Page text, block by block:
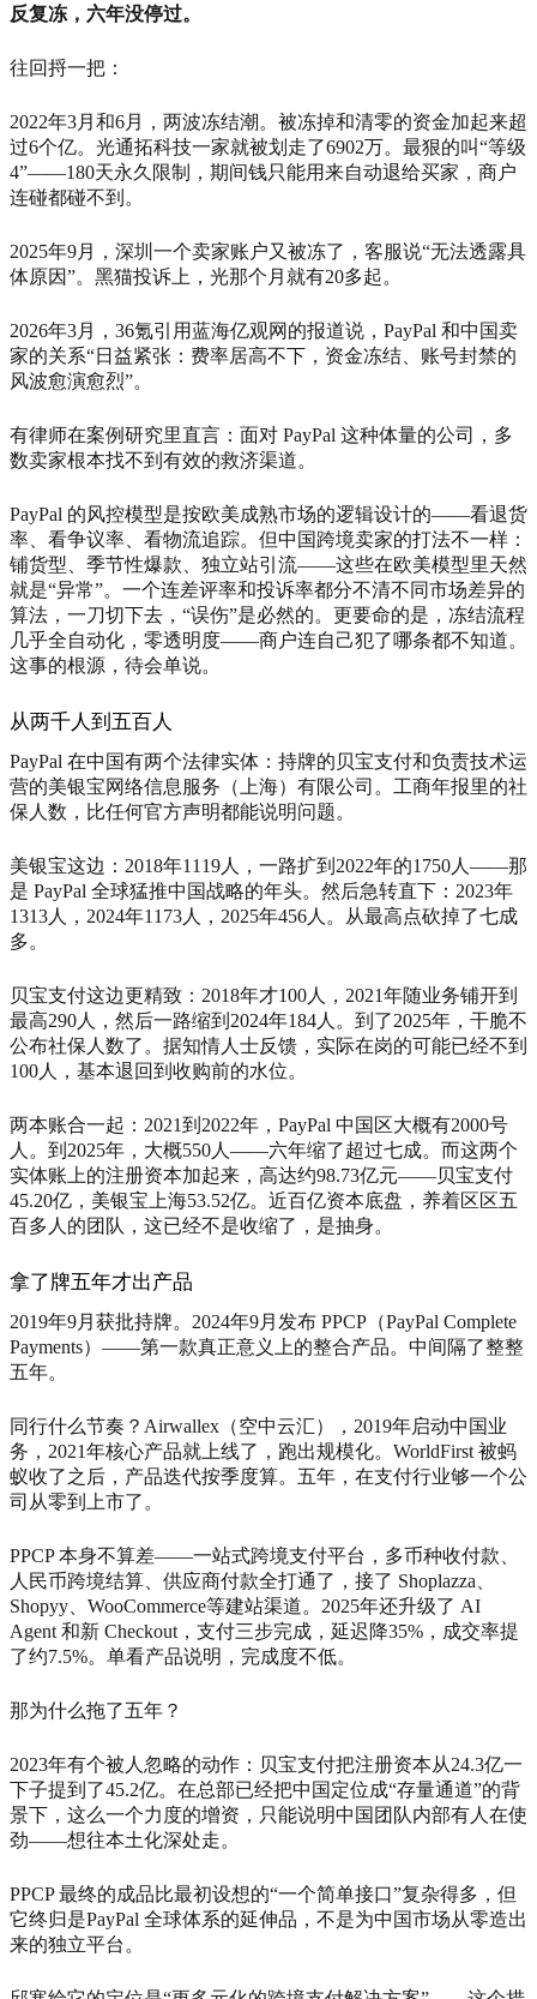
反复冻，六年没停过。
往回捋一把：
2022年3月和6月，两波冻结潮。被冻掉和清零的资金加起来超
过6个亿。光通拓科技一家就被划走了6902万。最狠的叫“等级
4”——180天永久限制，期间钱只能用来自动退给买家，商户
连碰都碰不到。
2025年9月，深圳一个卖家账户又被冻了，客服说“无法透露具
体原因”。黑猫投诉上，光那个月就有20多起。
2026年3月，36氪引用蓝海亿观网的报道说，PayPal 和中国卖
家的关系“日益紧张：费率居高不下，资金冻结、账号封禁的
风波愈演愈烈”。
有律师在案例研究里直言：面对 PayPal 这种体量的公司，多
数卖家根本找不到有效的救济渠道。
PayPal 的风控模型是按欧美成熟市场的逻辑设计的——看退货
率、看争议率、看物流追踪。但中国跨境卖家的打法不一样：
铺货型、季节性爆款、独立站引流——这些在欧美模型里天然
就是“异常”。一个连差评率和投诉率都分不清不同市场差异的
算法，一刀切下去，“误伤”是必然的。更要命的是，冻结流程
几乎全自动化，零透明度——商户连自己犯了哪条都不知道。
这事的根源，待会单说。
从两千人到五百人
PayPal 在中国有两个法律实体：持牌的贝宝支付和负责技术运
营的美银宝网络信息服务（上海）有限公司。工商年报里的社
保人数，比任何官方声明都能说明问题。
美银宝这边：2018年1119人，一路扩到2022年的1750人——那
是 PayPal 全球猛推中国战略的年头。然后急转直下：2023年
1313人，2024年1173人，2025年456人。从最高点砍掉了七成
多。
贝宝支付这边更精致：2018年才100人，2021年随业务铺开到
最高290人，然后一路缩到2024年184人。到了2025年，干脆不
公布社保人数了。据知情人士反馈，实际在岗的可能已经不到
100人，基本退回到收购前的水位。
两本账合一起：2021到2022年，PayPal 中国区大概有2000号
人。到2025年，大概550人——六年缩了超过七成。而这两个
实体账上的注册资本加起来，高达约98.73亿元——贝宝支付
45.20亿，美银宝上海53.52亿。近百亿资本底盘，养着区区五
百多人的团队，这已经不是收缩了，是抽身。
拿了牌五年才出产品
2019年9月获批持牌。2024年9月发布 PPCP（PayPal Complete
Payments）——第一款真正意义上的整合产品。中间隔了整整
五年。
同行什么节奏？Airwallex（空中云汇），2019年启动中国业
务，2021年核心产品就上线了，跑出规模化。WorldFirst 被蚂
蚁收了之后，产品迭代按季度算。五年，在支付行业够一个公
司从零到上市了。
PPCP 本身不算差——一站式跨境支付平台，多币种收付款、
人民币跨境结算、供应商付款全打通了，接了 Shoplazza、
Shopyy、WooCommerce等建站渠道。2025年还升级了 AI
Agent 和新 Checkout，支付三步完成，延迟降35%，成交率提
了约7.5%。单看产品说明，完成度不低。
那为什么拖了五年？
2023年有个被人忽略的动作：贝宝支付把注册资本从24.3亿一
下子提到了45.2亿。在总部已经把中国定位成“存量通道”的背
景下，这么一个力度的增资，只能说明中国团队内部有人在使
劲——想往本土化深处走。
PPCP 最终的成品比最初设想的“一个简单接口”复杂得多，但
它终归是PayPal 全球体系的延伸品，不是为中国市场从零造出
来的独立平台。